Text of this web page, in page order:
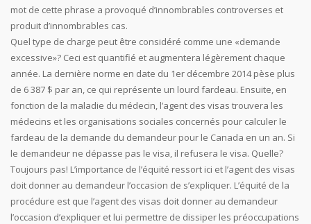
mot de cette phrase a provoqué d’innombrables controverses et
produit d’innombrables cas.
Quel type de charge peut être considéré comme une «demande
excessive»? Ceci est quantifié et augmentera légèrement chaque
année. La dernière norme en date du 1er décembre 2014 pèse plus
de 6 387 $ par an, ce qui représente un lourd fardeau. Ensuite, en
fonction de la maladie du médecin, l’agent des visas trouvera les
médecins et les organisations sociales concernés pour calculer le
fardeau de la demande du demandeur pour le Canada en un an. Si
le demandeur ne dépasse pas le visa, il refusera le visa. Quelle?
Toujours pas! L’importance de l’équité ressort ici et l’agent des visas
doit donner au demandeur l’occasion de s’expliquer. L’équité de la
procédure est que l’agent des visas doit donner au demandeur
l’occasion d’expliquer et lui permettre de dissiper les préoccupations